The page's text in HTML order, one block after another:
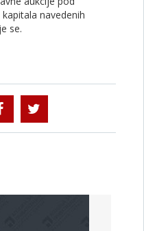
navedenih
se.